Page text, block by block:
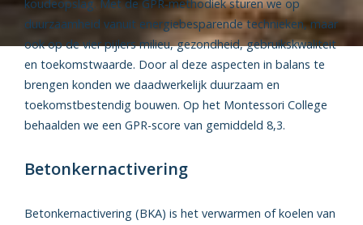
koudeopslag. Met de GPR-methodiek sturen we op
duurzaamheid vanuit energiebesparende technieken, maar
ook op de vier pijlers milieu, gezondheid, gebruikskwaliteit
en toekomstwaarde. Door al deze aspecten in balans te
brengen konden we daadwerkelijk duurzaam en
toekomstbestendig bouwen. Op het Montessori College
behaalden we een GPR-score van gemiddeld 8,3.
Betonkernactivering
Betonkernactivering (BKA) is het verwarmen of koelen van